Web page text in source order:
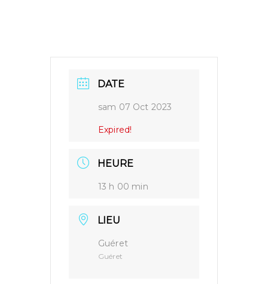
DATE
sam 07 Oct 2023
Expired!
HEURE
13 h 00 min
LIEU
Guéret
Guéret